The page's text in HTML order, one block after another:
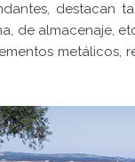
destacan
de almacenaje,